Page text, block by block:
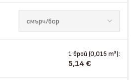
1 брой (0,015 m³):
5,14 €